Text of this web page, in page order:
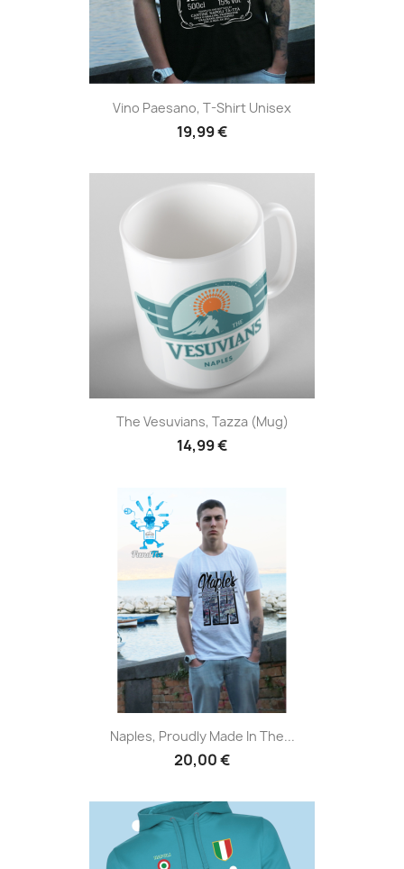
Vino Paesano, T-Shirt Unisex
19,99 €
The Vesuvians, Tazza (Mug)
14,99 €
Naples, Proudly Made In The...
20,00 €